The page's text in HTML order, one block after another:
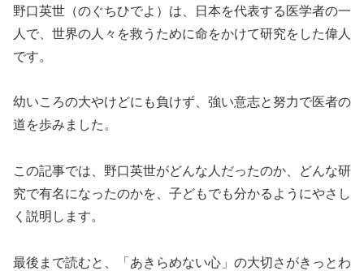
野口英世（のぐちひでよ）は、日本を代表する医学者の一
人で、世界の人々を救うために命をかけて研究をした偉人
です。
幼いころの大やけどにも負けず、強い意志と努力で医者の
道を歩みました。
この記事では、野口英世がどんな人だったのか、どんな研
究で有名になったのかを、子どもでも分かるようにやさし
く説明します。
最後まで読むと、「あきらめない心」の大切さがきっとわ